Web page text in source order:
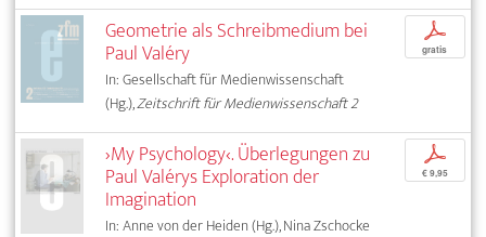
Geometrie als Schreibmedium bei
Paul Valéry
In: Gesellschaft für Medienwissenschaft
(Hg.),Zeitschrift für Medienwissenschaft 2
p
gratis
›My Psychology‹. Überlegungen zu
Paul Valérys Exploration der
Imagination
In: Anne von der Heiden (Hg.), Nina Zschocke
p
€ 9,95